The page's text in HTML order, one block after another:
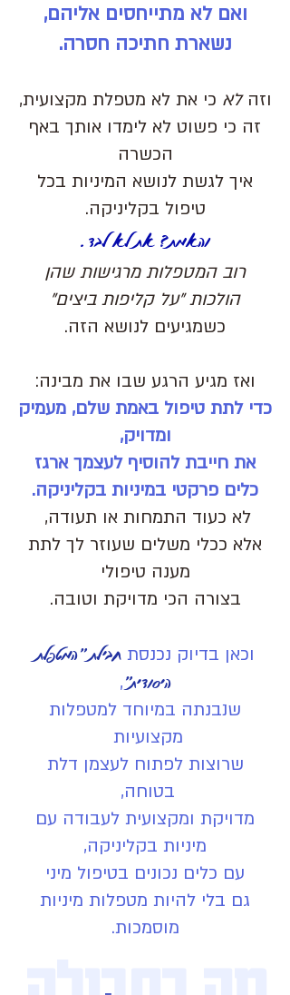
ואם לא מתייחסים אליהם,
נשארת חתיכה חסרה.
וזהלא כי את לא מטפלת מקצועית,
זה כי פשוט לא לימדו אותך באף
הכשרה
איך לגשת לנושא המיניות בכל
טיפול בקליניקה.
והאמת? את לא לבד.
רוב המטפלות מרגישות שהן
הולכות "על קליפות ביצים"
כשמגיעים לנושא הזה.
ואז מגיע הרגע שבו את מבינה:
כדי לתת טיפול באמת שלם, מעמיק
ומדויק,
את חייבת להוסיף לעצמך ארגז
כלים פרקטי במיניות בקליניקה.
לא כעוד התמחות או תעודה,
אלא ככלי משלים שעוזר לך לתת
מענה טיפולי
בצורה הכי מדויקת וטובה.
וכאן בדיוק נכנסתחבילת "המטפלת
היסודית",
שנבנתה במיוחד למטפלות
מקצועיות
שרוצות לפתוח לעצמן דלת
בטוחה,
מדויקת ומקצועית לעבודה עם
מיניות בקליניקה,
עם כלים נכונים בטיפול מיני
גם בלי להיות מטפלות מיניות
מוסמכות.